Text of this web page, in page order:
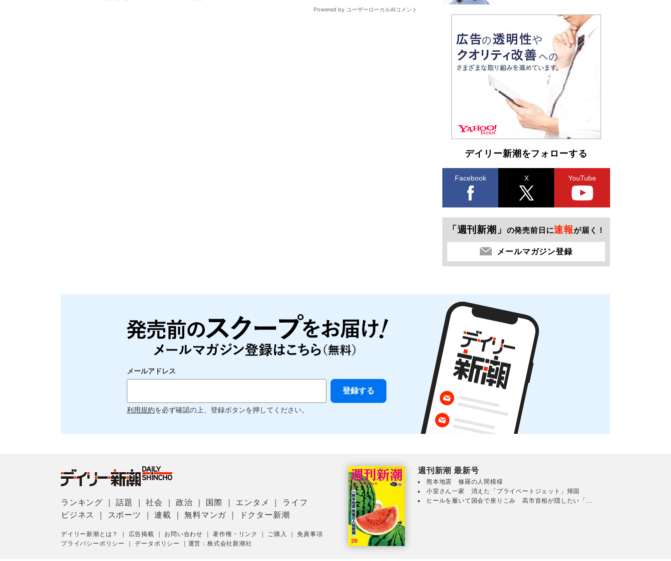
デイリー新潮をフォローする
Facebook X YouTube
「週刊新潮」 の発売前日に速報が届く！
メールマガジン登録
メールアドレス
利用規約を必ず確認の上、登録ボタンを押してください。
ランキング ｜話題 ｜社会 ｜政治 国際 エンタメ
ライフ
ビジネス
スポーツ ｜連載 ｜無料マンガ ドクター新潮
デイリー新潮とは？ 広告掲載 お問い合わせ ｜著作権・リンク ご購入 ｜免責事項
プライバシーポリシー
｜データポリシー 運営：株式会社新潮社
週刊新潮 最新号
熊本地震 修羅の人間模様
小室さん一家 消えた「プライベートジェット」帰国
ヒールを履いて国会で座りこみ 高市首相が隠したい「...